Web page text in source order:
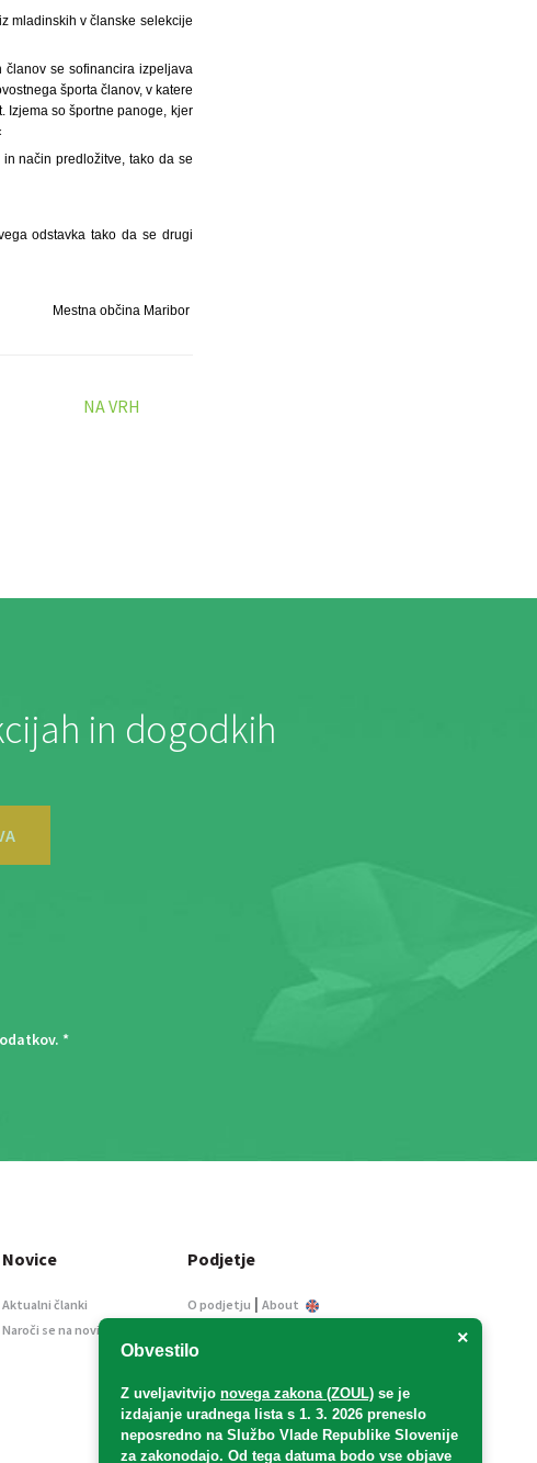
mladinskih v članske selekcije
članov se sofinancira izpeljava
športa članov, v katere
Izjema so športne panoge, kjer
način predložitve, tako da se
odstavka tako da se drugi
Mestna občina Maribor
NA VRH
in dogodkih
. *
×
Obvestilo
Z uveljavitvijo novega zakona (ZOUL) se je
izdajanje uradnega lista s 1. 3. 2026 preneslo
neposredno na Službo Vlade Republike Slovenije
za zakonodajo. Od tega datuma bodo vse objave
Novice
Aktualni članki
Naroči se na novice
Podjetje
O podjetju | About
Informacije javnega
Oglaševanje
Splošni pogoji
Izjava o varstvu osebnih